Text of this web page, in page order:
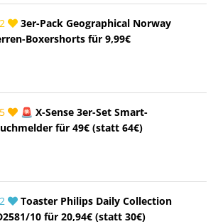
3er-Pack Geographical Norway
Boxershorts für 9,99€
🚨 X-Sense 3er-Set Smart-
für 49€ (statt 64€)
Toaster Philips Daily Collection
10 für 20,94€ (statt 30€)